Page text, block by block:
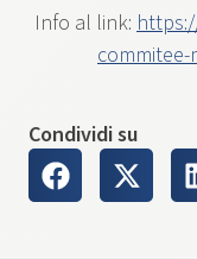
Info al link:
Condividi su